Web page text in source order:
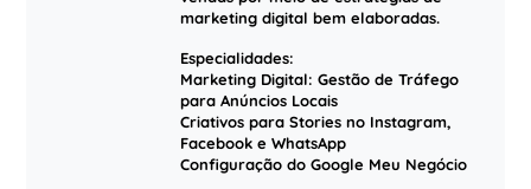
marketing digital bem elaboradas.
Especialidades:
Marketing Digital: Gestão de Tráfego
para Anúncios Locais
Criativos para Stories no Instagram,
Facebook e WhatsApp
Configuração do Google Meu Negócio